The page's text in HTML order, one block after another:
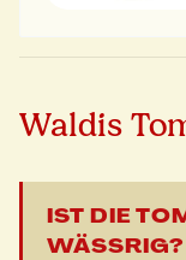
Waldis
IST DIE
ÄSSRIG?